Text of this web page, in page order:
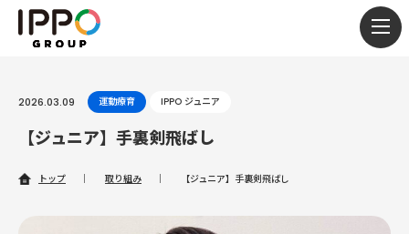
2026.03.09 運動療育 IPPO ジュニア
【ジュニア】手裏剣飛ばし
トップ ｜ 取り組み ｜ 【ジュニア】手裏剣飛ばし